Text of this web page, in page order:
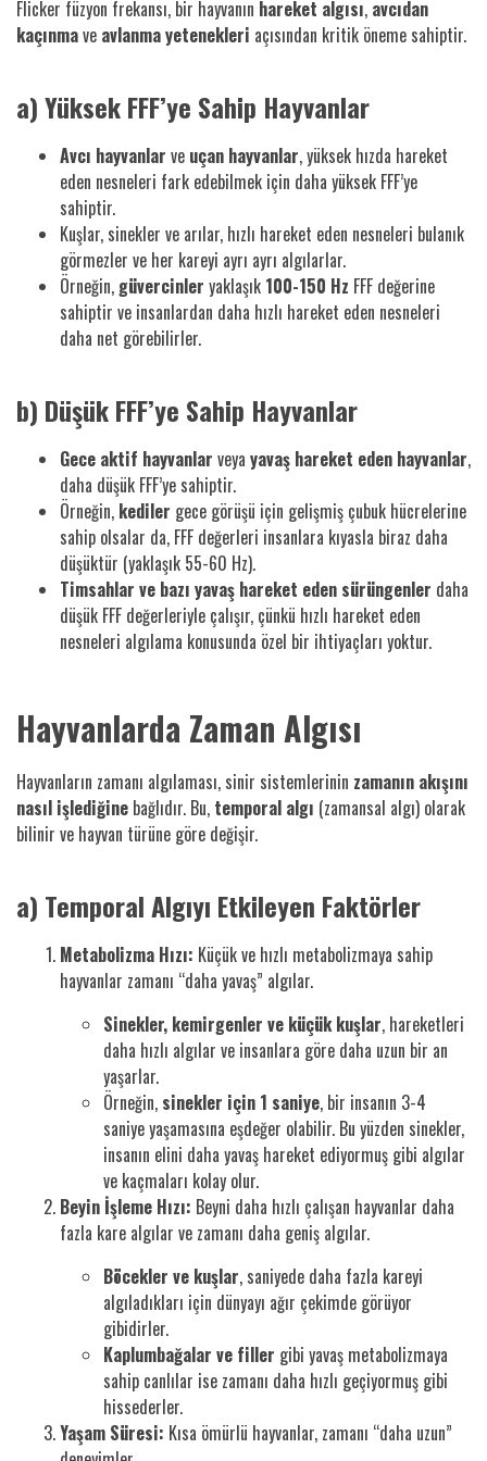
Flicker füzyon frekansı, bir hayvanın hareket algısı, avcıdan
kaçınmave avlanma yetenekleri açısından kritik öneme sahiptir.
a) Yüksek FFF’ye Sahip Hayvanlar
Avcı hayvanlar ve uçan hayvanlar, yüksek hızda hareket
eden nesneleri fark edebilmek için daha yüksek FFF’ye
sahiptir.
Kuşlar, sinekler ve arılar, hızlı hareket eden nesneleri bulanık
görmezler ve her kareyi ayrı ayrı algılarlar.
Örneğin, güvercinler yaklaşık 100-150 Hz FFF değerine
sahiptir ve insanlardan daha hızlı hareket eden nesneleri
daha net görebilirler.
b) Düşük FFF’ye Sahip Hayvanlar
Gece aktif hayvanlar veya yavaş hareket eden hayvanlar,
daha düşük FFF’ye sahiptir.
Örneğin, kediler gece görüşü için gelişmiş çubuk hücrelerine
sahip olsalar da, FFF değerleri insanlara kıyasla biraz daha
düşüktür (yaklaşık 55-60 Hz).
Timsahlar ve bazı yavaş hareket eden sürüngenler daha
düşük FFF değerleriyle çalışır, çünkü hızlı hareket eden
nesneleri algılama konusunda özel bir ihtiyaçları yoktur.
Hayvanlarda Zaman Algısı
Hayvanların zamanı algılaması, sinir sistemlerinin zamanın akışını
nasıl işlediğine bağlıdır. Bu, temporal algı (zamansal algı) olarak
bilinir ve hayvan türüne göre değişir.
a) Temporal Algıyı Etkileyen Faktörler
Metabolizma Hızı: Küçük ve hızlı metabolizmaya sahip
hayvanlar zamanı “daha yavaş” algılar.
Sinekler, kemirgenler ve küçük kuşlar, hareketleri
daha hızlı algılar ve insanlara göre daha uzun bir an
yaşarlar.
Örneğin, sinekler için 1 saniye, bir insanın 3-4
saniye yaşamasına eşdeğer olabilir. Bu yüzden sinekler,
insanın elini daha yavaş hareket ediyormuş gibi algılar
ve kaçmaları kolay olur.
Beyin İşleme Hızı: Beyni daha hızlı çalışan hayvanlar daha
fazla kare algılar ve zamanı daha geniş algılar.
Böcekler ve kuşlar, saniyede daha fazla kareyi
algıladıkları için dünyayı ağır çekimde görüyor
gibidirler.
Kaplumbağalar ve filler gibi yavaş metabolizmaya
sahip canlılar ise zamanı daha hızlı geçiyormuş gibi
hissederler.
Yaşam Süresi: Kısa ömürlü hayvanlar, zamanı “daha uzun”